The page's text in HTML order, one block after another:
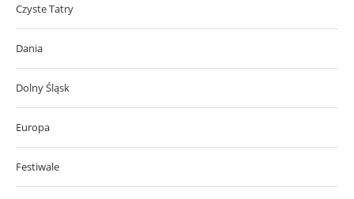
Czyste Tatry
Dania
Dolny Śląsk
Europa
Festiwale